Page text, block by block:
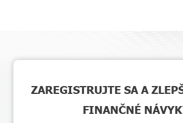
ZAREGISTRUJTE SA A
FINANČNÉ